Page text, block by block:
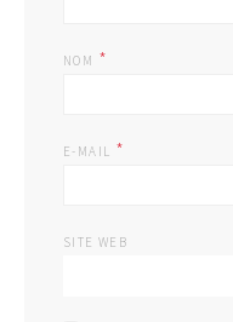
NOM *
E-MAIL *
SITE WEB